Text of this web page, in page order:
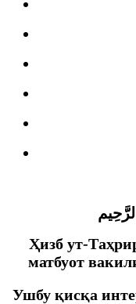
Ҳизб ут-
матбуот
Ушбу қисқа